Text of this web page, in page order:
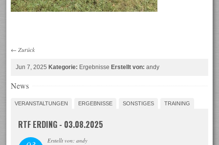
← Zurück
Jun 7, 2025Kategorie: ErgebnisseErstellt von: andy
News
VERANSTALTUNGEN ERGEBNISSE SONSTIGES TRAINING
RTF ERDING - 03.08.2025
Erstellt von: andy